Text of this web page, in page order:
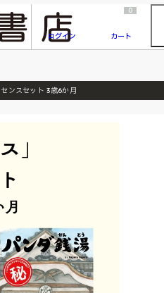
『ONE PIECE magazine 021 ONE PIECEカード付き同梱版』発売延期のご案内
ログイン
0
カート
センスセット 3歳6か月